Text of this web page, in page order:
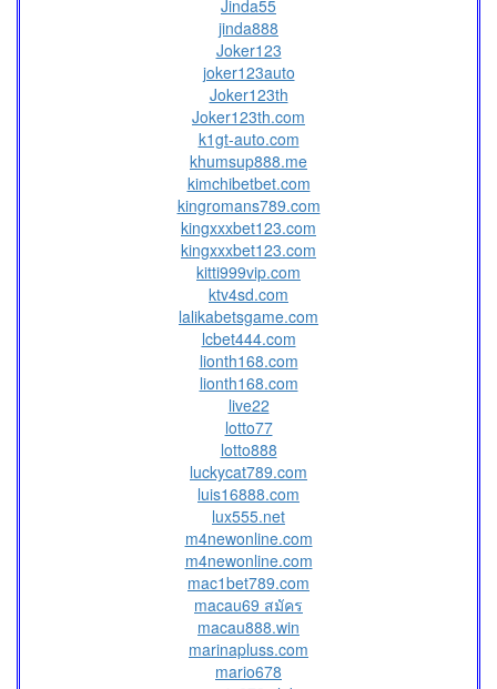
Jinda55
jinda888
Joker123
joker123auto
Joker123th
Joker123th.com
k1gt-auto.com
khumsup888.me
kimchibetbet.com
kingromans789.com
kingxxxbet123.com
kingxxxbet123.com
kitti999vip.com
ktv4sd.com
lalikabetsgame.com
lcbet444.com
lionth168.com
lionth168.com
live22
lotto77
lotto888
luckycat789.com
luis16888.com
lux555.net
m4newonline.com
m4newonline.com
mac1bet789.com
macau69 สมัคร
macau888.win
marinapluss.com
mario678